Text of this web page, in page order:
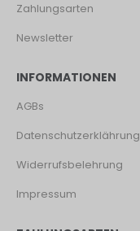
Zahlungsarten
Newsletter
INFORMATIONEN
AGBs
Datenschutzerklährung
Widerrufsbelehrung
Impressum